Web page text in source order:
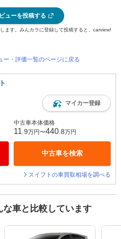
ューを投稿する
ます。みんカラに登録して投稿すると、carview!
ー・評価一覧のページに戻る
マイカー登録
中古車本体価格
11 .9万円〜440 .8万円
中古車を検索
スイフトの車買取相場を調べる
車と比較しています